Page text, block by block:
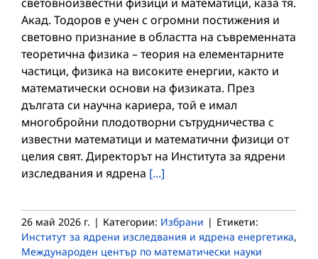
Акад. Тодоров е учен с огромни постижения и
световно признание в областта на съвременната
теоретична физика – теория на елементарните
частици, физика на високите енергии, както и
математически основи на физиката. През
дългата си научна кариера, той е имал
многобройни плодотворни сътрудничества с
известни математици и математични физици от
целия свят. Директорът на Института за ядрени
изследвания и ядрена [...]
26 май 2026 г. | Категории: Избрани | Етикети:
Институт за ядрени изследвания и ядрена енергетика,
Международен център по математически науки